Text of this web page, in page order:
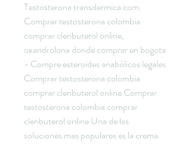
Testosterona transdermica com.
Comprar testosterona colombia
comprar clenbuterol online,
oxandrolona donde comprar en bogota
- Compre esteroides anabólicos legales
Comprar testosterona colombia
comprar clenbuterol online Comprar
testosterona colombia comprar
clenbuterol online Una de las
soluciones mas populares es la crema